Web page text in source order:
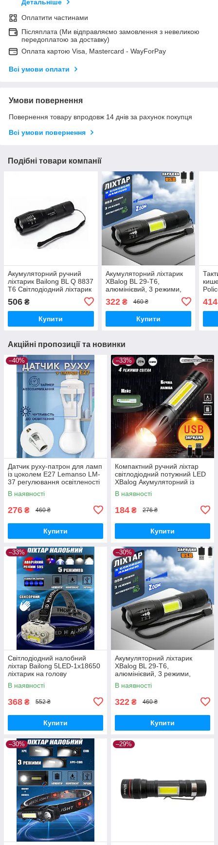
Детальніше
Оплатити частинами
Післяплата (Ми відправляємо замовлення з невеликою
передоплатою за доставку)
Оплата картою Visa, Mastercard - WayForPay
Всі умови оплати
Умови повернення
Повернення товару впродовж 14 днів за рахунок покупця
Всі умови повернення
Подібні товари компанії
Акумуляторний ручний
ліхтарик Bailong BL Q 8837
T6 Світлодіодний ліхтарик
506 ₴
Купити
Акумуляторний ліхтарик
XBalog BL 29-T6,
алюмінієвий, 3 режими,
322₴ 460 ₴
Купити
414
Акційні пропозиції та новинки
–40%
Датчик руху-патрон для ламп
із цоколем E27 Lemanso LM-
37 регулювання освітленості
та таймера
В наявності
276 ₴ 460 ₴
Купити
–33%
Компактний ручний ліхтар
світлодіодний потужний LED
XBalog Акумуляторний із
зарядкою від microUSB
В наявності
184 ₴ 276 ₴
Купити
–33%
Світлодіодний налобний
ліхтар Bailong 5LED-1x18650
ліхтарик на голову
акумуляторний, потужний
В наявності
368 ₴ 552 ₴
Купити
–30%
Акумуляторний ліхтарик
XBalog BL 29-T6,
алюмінієвий, 3 режими,
ZOOM, USB
В наявності
322 ₴ 460 ₴
Купити
–30% –29%